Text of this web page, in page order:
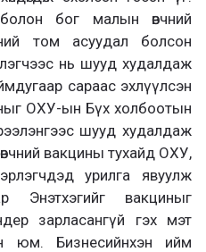
бог малын өвчний
том асуудал болсон
нь шууд худалдаж
сараас эхлүүлсэн
ОХУ-ын Бүх холбоотын
шууд худалдаж
вакцины тухайд ОХУ,
урилга явуулж
Энэтхэгийг вакциныг
зарласангүй гэх мэт
юм. Бизнесийнхэн ийм